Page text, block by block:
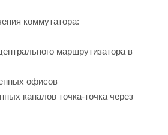
коммутатора:
маршрутизатора в
офисов
каналов точка-точка через